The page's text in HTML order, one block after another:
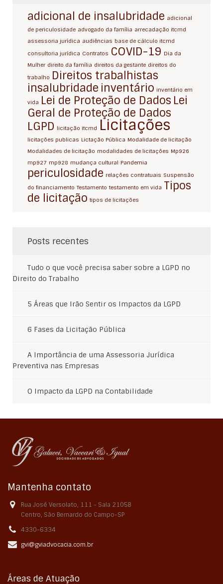
adicional de insalubridade adicional
de periculosidade advogado da família arrecadação itcmd
assessoria jurídica audiências base de cálculo itcmd
consultoria jurídica Contratos COVID-19 Dia da
Mulher direito da família direitos da gestante direitos do
trabalho Direitos trabalhistas
insalubridade inventário inventário em
vida Lei de Proteção de Dados Lei
Geral de Proteção de Dados
LGPD licitação itcmd Licitações
licitações publicas Lictação Pública Modalidade de licitação
Modalidades de licitação modalidades de licitações Mp926
mp927 mp928 mudança cultural Pandemia
periculosidade relações contratuais Suspensão
do financiamento Testamento testamento em vida Tipos
de licitação tipos de licitações
Posts recentes
Tudo o que você precisa saber sobre a LGPD no
Direito do Trabalho
5 Áreas que Irão Sentir os Impactos da LGPD
6 Fases da Licitação Pública
A Importância de uma Assessoria Jurídica
Preventiva nas Empresas
O Impacto da LGPD na Contabilidade
Mantenha contato
Rua José Versolato, 111 - Sala 2105B
Centro, São Bernardo do Campo-SP
4330-6334
gvi@gviadvocacia.com.br
Áreas de Atuação